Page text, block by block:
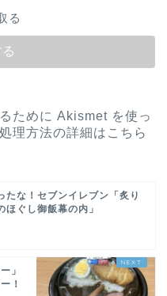
る
ために Akismet を使っ
理方法の詳細はこちら
たな！セブンイレブン「炙り
ほぐし御飯幕の内」
」
！